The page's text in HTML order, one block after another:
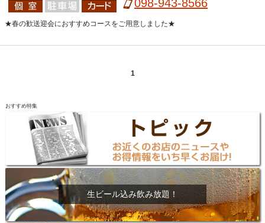
098-943-8566
★春の歓送迎会におすすめコースをご用意しました★
1
おすすめ特集
生ビール込み飲み放題！